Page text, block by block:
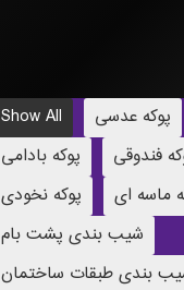
Show All
پوکه عدسی
پوکه بادامی
فندوقی
پوکه نخودی
ماسه ای
شیب بندی پشت بام
بندی طبقات ساختمان